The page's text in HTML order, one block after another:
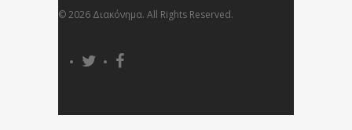
© 2026 Διακόνημα. All Rights Reserved.